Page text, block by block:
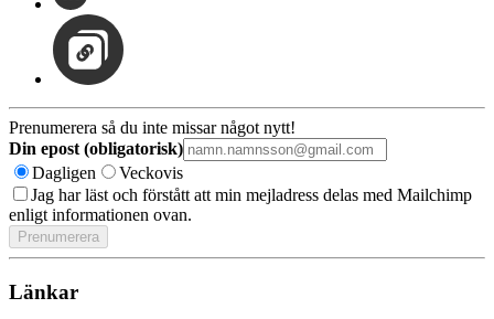
Prenumerera så du inte missar något nytt!
Din epost (obligatorisk)
Dagligen
Veckovis
Jag har läst och förstått att min mejladress delas med Mailchimp
enligt informationen ovan.
Länkar